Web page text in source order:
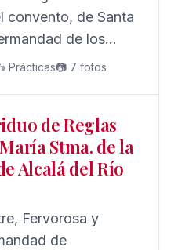
que
las características
de
género que ello
convento, de Santa
de los
viene siendo
Prácticas📷 7 fotos
de Reglas
Stma. de la
Alcalá del Río
Fervorosa y
de